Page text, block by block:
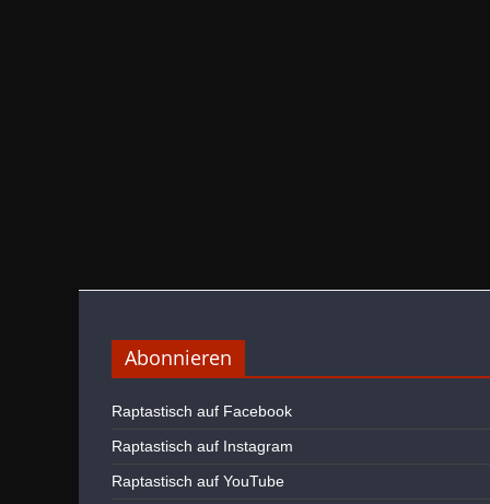
Abonnieren
Raptastisch auf Facebook
Raptastisch auf Instagram
Raptastisch auf YouTube